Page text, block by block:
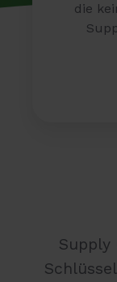
die
Supply